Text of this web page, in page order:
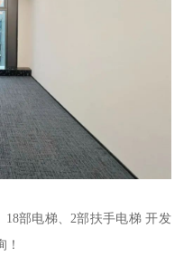
部电梯、2部扶手电梯 开发